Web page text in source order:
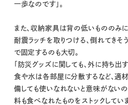
一歩なのです」。
また、収納家具は背の低いもののみ
耐震ラッチを取りつける、倒れてきそ
で固定するのも大切。
「防災グッズに関しても、外に持ち出
食や水は各部屋に分散するなど、適
備しても使いなれないと意味がないの
料も食べなれたものをストックしてい